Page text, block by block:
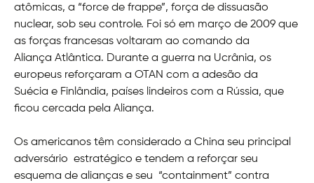
atômicas, a “force de frappe”, força de dissuasão
nuclear, sob seu controle. Foi só em março de 2009 que
as forças francesas voltaram ao comando da
Aliança Atlântica. Durante a guerra na Ucrânia, os
europeus reforçaram a OTAN com a adesão da
Suécia e Finlândia, países lindeiros com a Rússia, que
ficou cercada pela Aliança.
Os americanos têm considerado a China seu principal
adversário estratégico e tendem a reforçar seu
esquema de alianças e seu “containment” contra